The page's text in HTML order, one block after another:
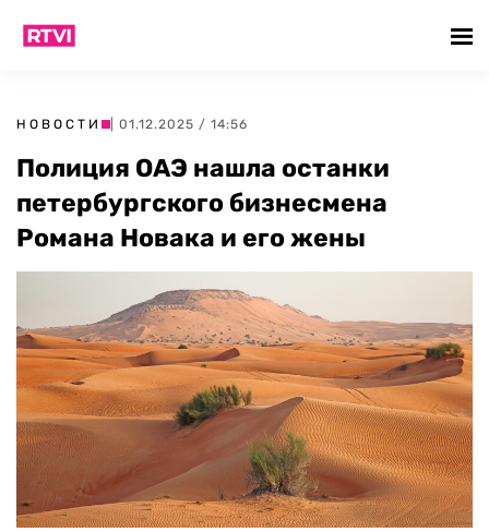
НОВОСТИ | 01.12.2025 / 14:56
Полиция ОАЭ нашла останки
петербургского бизнесмена
Романа Новака и его жены